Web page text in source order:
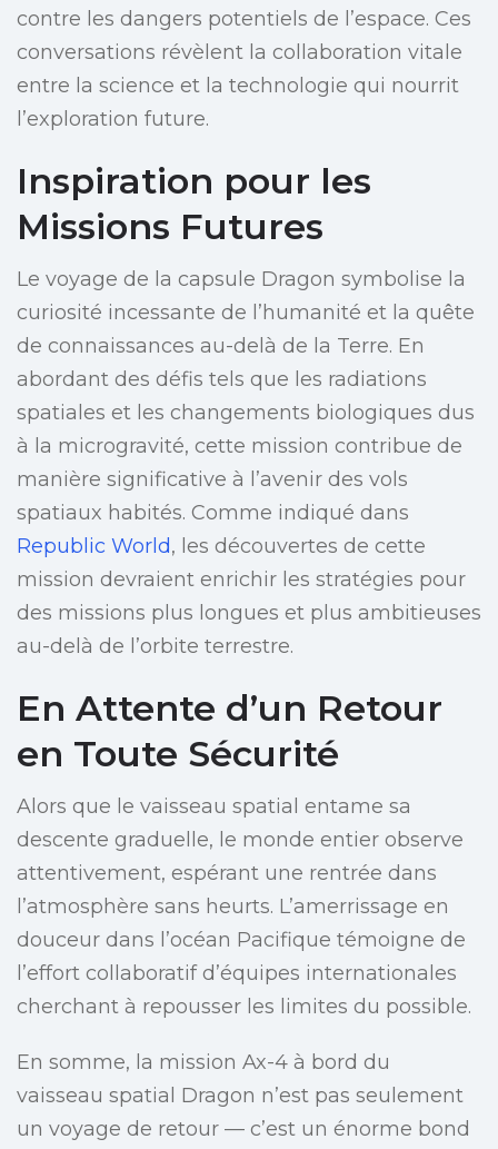
contre les dangers potentiels de l’espace. Ces
conversations révèlent la collaboration vitale
entre la science et la technologie qui nourrit
l’exploration future.
Inspiration pour les
Missions Futures
Le voyage de la capsule Dragon symbolise la
curiosité incessante de l’humanité et la quête
de connaissances au-delà de la Terre. En
abordant des défis tels que les radiations
spatiales et les changements biologiques dus
à la microgravité, cette mission contribue de
manière significative à l’avenir des vols
spatiaux habités. Comme indiqué dans
Republic World, les découvertes de cette
mission devraient enrichir les stratégies pour
des missions plus longues et plus ambitieuses
au-delà de l’orbite terrestre.
En Attente d’un Retour
en Toute Sécurité
Alors que le vaisseau spatial entame sa
descente graduelle, le monde entier observe
attentivement, espérant une rentrée dans
l’atmosphère sans heurts. L’amerrissage en
douceur dans l’océan Pacifique témoigne de
l’effort collaboratif d’équipes internationales
cherchant à repousser les limites du possible.
En somme, la mission Ax-4 à bord du
vaisseau spatial Dragon n’est pas seulement
un voyage de retour — c’est un énorme bond